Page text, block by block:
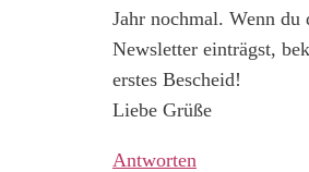
Jahr nochmal. Wenn du
Newsletter einträgst,
erstes Bescheid!
Liebe Grüße
Antworten